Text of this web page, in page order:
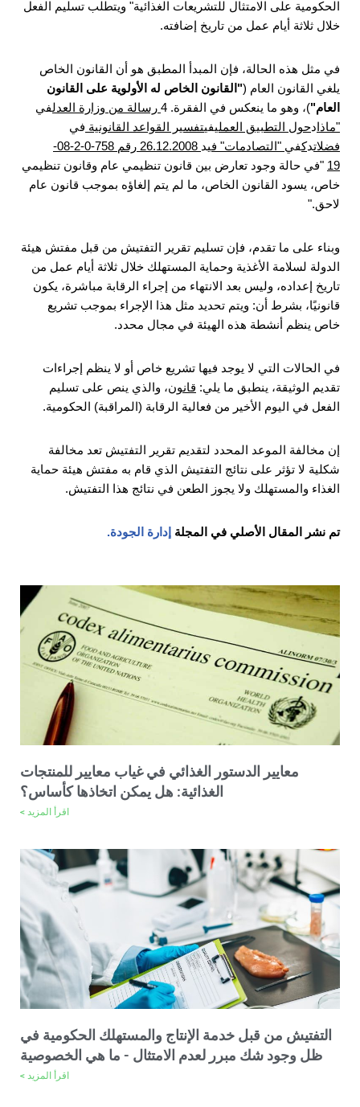
الحكومية على الامتثال للتشريعات الغذائية" ويتطلب تسليم الفعل
خلال ثلاثة أيام عمل من تاريخ إضافته.
في مثل هذه الحالة، فإن المبدأ المطبق هو أن القانون الخاص
يلغي القانون العام ("القانون الخاص له الأولوية على القانون
العام")، وهو ما ينعكس في الفقرة. 4 رسالة من وزارة العدلفي
"ماذادحول التطبيق العمليفيتفسير القواعد القانونية في
فضلاتدكفي "التصادمات" فيد
26.12.2008 رقم 758-0-2-08-
19 "في حالة وجود تعارض بين قانون تنظيمي عام وقانون تنظيمي
خاص، يسود القانون الخاص، ما لم يتم إلغاؤه بموجب قانون عام
لاحق."
وبناء على ما تقدم، فإن تسليم تقرير التفتيش من قبل مفتش هيئة
الدولة لسلامة الأغذية وحماية المستهلك خلال ثلاثة أيام عمل من
تاريخ إعداده، وليس بعد الانتهاء من إجراء الرقابة مباشرة، يكون
قانونيًا، بشرط أن: ويتم تحديد مثل هذا الإجراء بموجب تشريع
خاص ينظم أنشطة هذه الهيئة في مجال محدد.
في الحالات التي لا يوجد فيها تشريع خاص أو لا ينظم إجراءات
تقديم الوثيقة، ينطبق ما يلي: قانون، والذي ينص على تسليم
الفعل في اليوم الأخير من فعالية الرقابة (المراقبة) الحكومية.
إن مخالفة الموعد المحدد لتقديم تقرير التفتيش تعد مخالفة
شكلية لا تؤثر على نتائج التفتيش الذي قام به مفتش هيئة حماية
الغذاء والمستهلك ولا يجوز الطعن في نتائج هذا التفتيش.
تم نشر المقال الأصلي في المجلة إدارة الجودة.
معايير الدستور الغذائي في غياب معايير للمنتجات
الغذائية: هل يمكن اتخاذها كأساس؟
اقرأ المزيد >
التفتيش من قبل خدمة الإنتاج والمستهلك الحكومية في
ظل وجود شك مبرر لعدم الامتثال - ما هي الخصوصية
اقرأ المزيد >